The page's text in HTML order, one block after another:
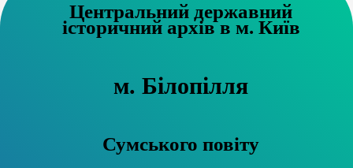
Центральний державний
історичний архів в м. Київ
м. Білопілля
Сумського повіту